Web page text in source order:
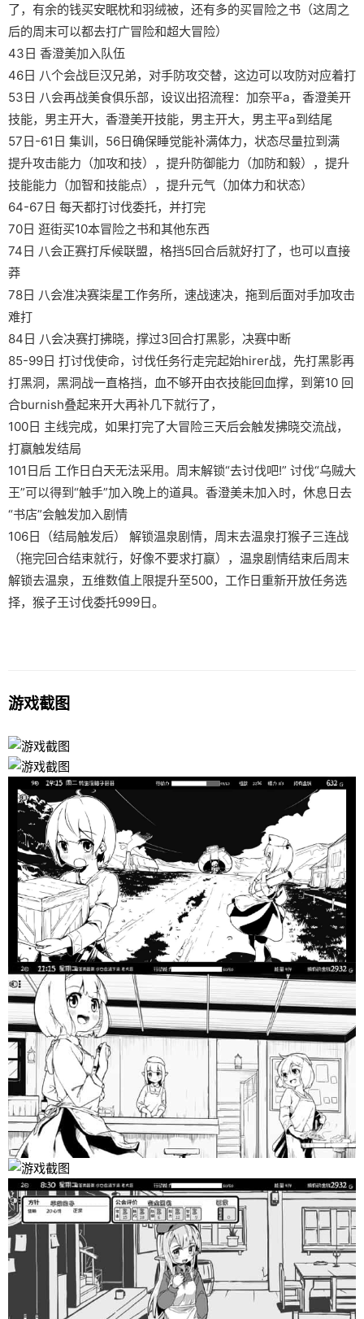
了，有余的钱买安眠枕和羽绒被，还有多的买冒险之书（这周之
后的周末可以都去打广冒险和超大冒险）
43日 香澄美加入队伍
46日 八个会战巨汉兄弟，对手防攻交替，这边可以攻防对应着打
53日 八会再战美食俱乐部，设议出招流程：加奈平a，香澄美开
技能，男主开大，香澄美开技能，男主开大，男主平a到结尾
57日-61日 集训，56日确保睡觉能补满体力，状态尽量拉到满
提升攻击能力（加攻和技），提升防御能力（加防和毅），提升
技能能力（加智和技能点），提升元气（加体力和状态）
64-67日 每天都打讨伐委托，并打完
70日 逛街买10本冒险之书和其他东西
74日 八会正赛打斥候联盟，格挡5回合后就好打了，也可以直接
莽
78日 八会准决赛柒星工作务所，速战速决，拖到后面对手加攻击
难打
84日 八会决赛打拂晓，撑过3回合打黑影，决赛中断
85-99日 打讨伐使命，讨伐任务行走完起始hirer战，先打黑影再
打黑洞，黑洞战一直格挡，血不够开由衣技能回血撑，到第10 回
合burnish叠起来开大再补几下就行了，
100日 主线完成，如果打完了大冒险三天后会触发拂晓交流战，
打赢触发结局
101日后 工作日白天无法采用。周末解锁“去讨伐吧!” 讨伐“乌贼大
王”可以得到“触手”加入晚上的道具。香澄美未加入时，休息日去
“书店”会触发加入剧情
106日（结局触发后） 解锁温泉剧情，周末去温泉打猴子三连战
（拖完回合结束就行，好像不要求打赢），温泉剧情结束后周末
解锁去温泉，五维数值上限提升至500，工作日重新开放任务选
择，猴子王讨伐委托999日。
游戏截图